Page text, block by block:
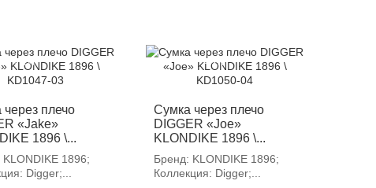
плечо
«Jake»
1896 \...
1896;
Digger;...
-12%
Сумка через плечо
DIGGER «Joe»
KLONDIKE 1896 \...
Бренд: KLONDIKE 1896;
Коллекция: Digger;...
-12%